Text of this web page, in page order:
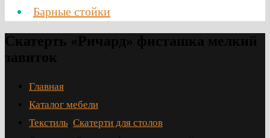
Барные стойки
Главная
Каталог мебели
Текстиль Скатерти для столов